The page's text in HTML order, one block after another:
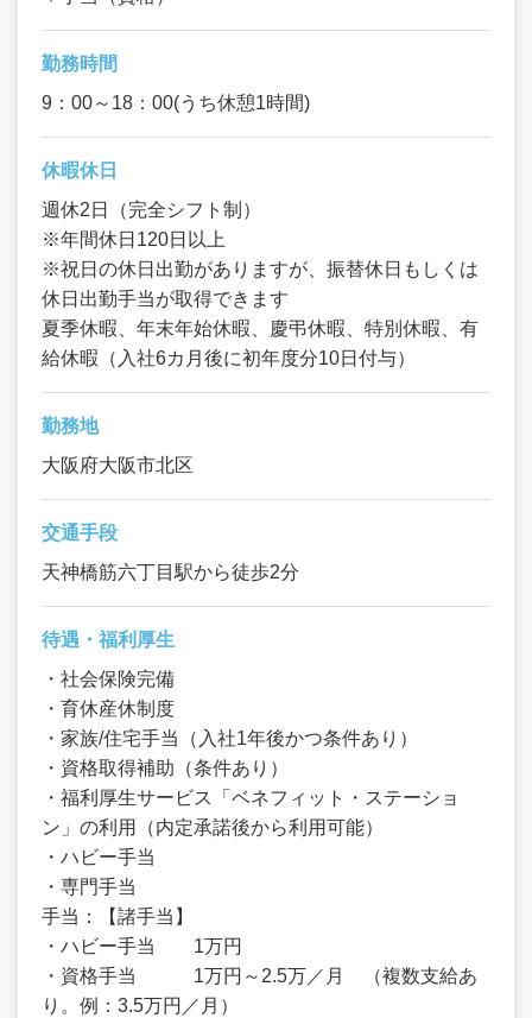
勤務時間
9：00～18：00(うち休憩1時間)
休暇休日
週休2日（完全シフト制）
※年間休日120日以上
※祝日の休日出勤がありますが、振替休日もしくは
休日出勤手当が取得できます
夏季休暇、年末年始休暇、慶弔休暇、特別休暇、有
給休暇（入社6カ月後に初年度分10日付与）
勤務地
大阪府大阪市北区
交通手段
天神橋筋六丁目駅から徒歩2分
待遇・福利厚生
・社会保険完備
・育休産休制度
・家族/住宅手当（入社1年後かつ条件あり）
・資格取得補助（条件あり）
・福利厚生サービス「ベネフィット・ステーショ
ン」の利用（内定承諾後から利用可能）
・ハビー手当
・専門手当
手当：【諸手当】
・ハビー手当 1万円
・資格手当 1万円～2.5万／月 （複数支給あ
り。例：3.5万円／月）